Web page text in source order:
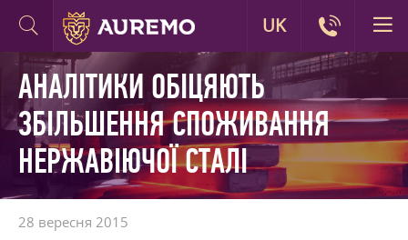
АНАЛІТИКИ ОБІЦЯЮТЬ
ЗБІЛЬШЕННЯ СПОЖИВАННЯ
НЕРЖАВІЮЧОЇ СТАЛІ
28 вересня 2015
UK